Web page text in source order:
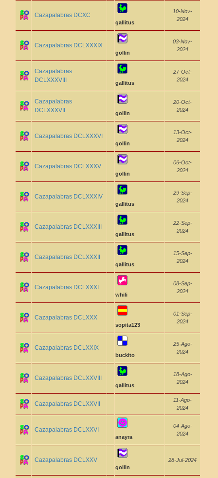
Cazapalabras DCXC
gallitus
10-Nov-
2024
Cazapalabras DCLXXXIX
gollin
03-Nov-
2024
Cazapalabras
DCLXXXVIII
gallitus
27-Oct-
2024
Cazapalabras
DCLXXXVII
gollin
20-Oct-
2024
Cazapalabras DCLXXXVI
gollin
13-Oct-
2024
Cazapalabras DCLXXXV
gollin
06-Oct-
2024
Cazapalabras DCLXXXIV
gallitus
29-Sep-
2024
Cazapalabras DCLXXXIII
gallitus
22-Sep-
2024
Cazapalabras DCLXXXII
gallitus
15-Sep-
2024
Cazapalabras DCLXXXI
whili
08-Sep-
2024
Cazapalabras DCLXXX
sopita123
01-Sep-
2024
Cazapalabras DCLXXIX
buckito
25-Ago-
2024
Cazapalabras DCLXXVIII
gallitus
18-Ago-
2024
Cazapalabras DCLXXVII
11-Ago-
2024
Cazapalabras DCLXXVI
anayra
04-Ago-
2024
Cazapalabras DCLXXV
gollin
28-Jul-2024